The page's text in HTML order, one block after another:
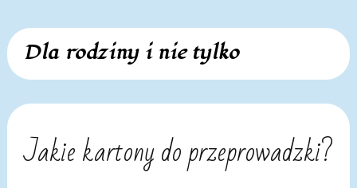
Skip
content
Dla rodziny i nie tylko
Jakie kartony do przeprowadzki?